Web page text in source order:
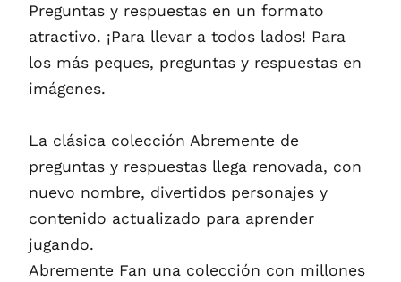
Preguntas y respuestas en un formato
atractivo. ¡Para llevar a todos lados! Para
los más peques, preguntas y respuestas en
imágenes.
La clásica colección Abremente de
preguntas y respuestas llega renovada, con
nuevo nombre, divertidos personajes y
contenido actualizado para aprender
jugando.
Abremente Fan una colección con millones